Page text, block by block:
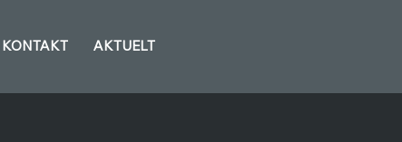
KONTAKT AKTUELT